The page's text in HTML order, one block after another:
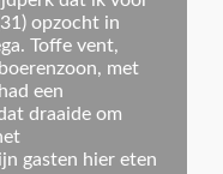
opzocht in
Toffe vent,
met
een
draaide om
gasten hier eten